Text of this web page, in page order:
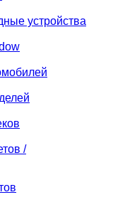
устройства
/